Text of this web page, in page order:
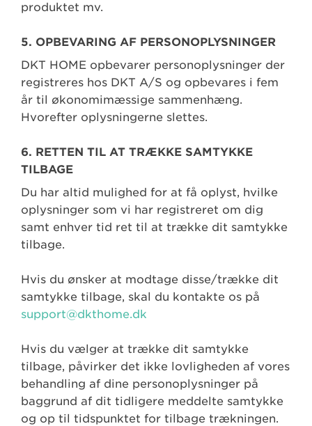
produktet mv.
5. OPBEVARING AF PERSONOPLYSNINGER
DKT HOME opbevarer personoplysninger der
registreres hos DKT A/S og opbevares i fem
år til økonomimæssige sammenhæng.
Hvorefter oplysningerne slettes.
6. RETTEN TIL AT TRÆKKE SAMTYKKE
TILBAGE
Du har altid mulighed for at få oplyst, hvilke
oplysninger som vi har registreret om dig
samt enhver tid ret til at trække dit samtykke
tilbage.
Hvis du ønsker at modtage disse/trække dit
samtykke tilbage, skal du kontakte os på
support@dkthome.dk
Hvis du vælger at trække dit samtykke
tilbage, påvirker det ikke lovligheden af vores
behandling af dine personoplysninger på
baggrund af dit tidligere meddelte samtykke
og op til tidspunktet for tilbage trækningen.